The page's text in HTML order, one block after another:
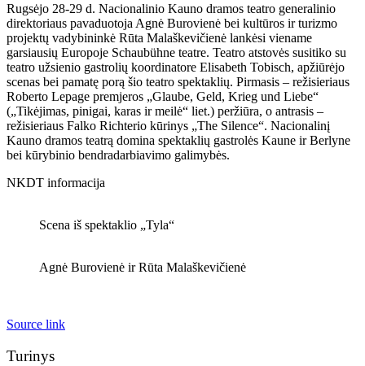
Rugsėjo 28-29 d. Nacionalinio Kauno dramos teatro generalinio
direktoriaus pavaduotoja Agnė Burovienė bei kultūros ir turizmo
projektų vadybininkė Rūta Malaškevičienė lankėsi viename
garsiausių Europoje Schaubühne teatre. Teatro atstovės susitiko su
teatro užsienio gastrolių koordinatore Elisabeth Tobisch, apžiūrėjo
scenas bei pamatę porą šio teatro spektaklių. Pirmasis – režisieriaus
Roberto Lepage premjeros „Glaube, Geld, Krieg und Liebe“
(„Tikėjimas, pinigai, karas ir meilė“ liet.) peržiūra, o antrasis –
režisieriaus Falko Richterio kūrinys „The Silence“. Nacionalinį
Kauno dramos teatrą domina spektaklių gastrolės Kaune ir Berlyne
bei kūrybinio bendradarbiavimo galimybės.
NKDT informacija
Scena iš spektaklio „Tyla“
Agnė Burovienė ir Rūta Malaškevičienė
Source link
Turinys